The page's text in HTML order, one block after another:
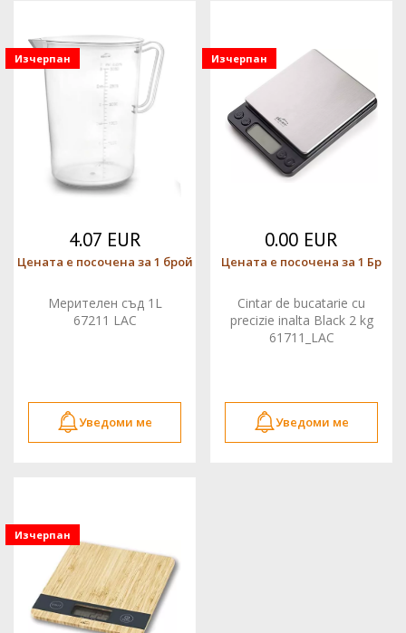
Изчерпан
4.07 EUR
Цената е посочена за 1 брой
Мерителен съд 1L
67211 LAC
Уведоми ме
Изчерпан
0.00 EUR
Цената е посочена за 1 Бр
Cintar de bucatarie cu
precizie inalta Black 2 kg
61711_LAC
Уведоми ме
Изчерпан